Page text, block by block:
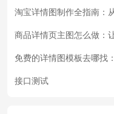
淘宝详情图制作全指南：
商品详情页主图怎么做：
免费的详情图模板去哪找
接口测试